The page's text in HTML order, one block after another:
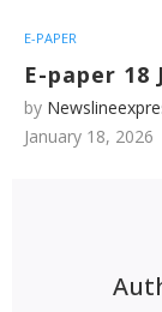
E-PAPER
E-paper 18
by
January 18, 2026